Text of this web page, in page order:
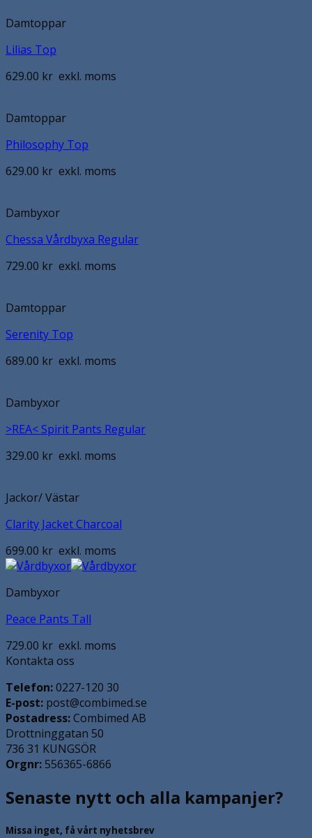
Damtoppar
Lilias Top
629.00 kr exkl. moms
Damtoppar
Philosophy Top
629.00 kr exkl. moms
Dambyxor
Chessa Vårdbyxa Regular
729.00 kr exkl. moms
Damtoppar
Serenity Top
689.00 kr exkl. moms
Dambyxor
>REA< Spirit Pants Regular
329.00 kr exkl. moms
Jackor/ Västar
Clarity Jacket Charcoal
699.00 kr exkl. moms
Dambyxor
Peace Pants Tall
729.00 kr exkl. moms
Kontakta oss
Telefon:0227-120 30
E-post: post@combimed.se
Postadress:Combimed AB
Drottninggatan 50
736 31 KUNGSÖR
Orgnr:556365-6866
Senaste nytt och alla kampanjer?
Missa inget, få vårt nyhetsbrev